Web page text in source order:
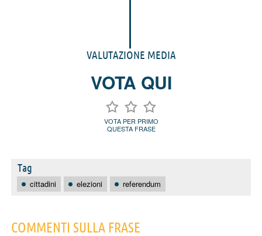
VALUTAZIONE MEDIA
VOTA QUI
VOTA PER PRIMO
QUESTA FRASE
Tag
cittadini elezioni referendum
COMMENTI SULLA FRASE